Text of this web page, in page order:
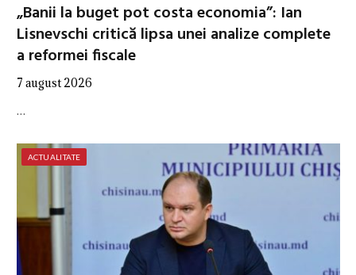
„Banii la buget pot costa economia”: Ian
Lisnevschi critică lipsa unei analize complete
a reformei fiscale
7 august 2026
…
ACTUALITATE